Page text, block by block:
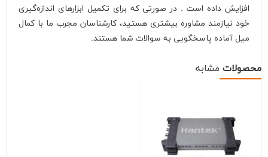
افزایش داده است . در صورتی که برای تکمیل ابزارهای اندازه‌گیری
خود نیازمند مشاوره بیشتری هستید، کارشناسان مجرب ما با کمال
میل آماده پاسخگویی به سوالات شما هستند.
محصولات مشابه